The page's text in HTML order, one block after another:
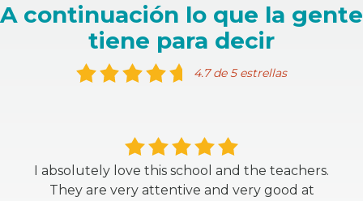
A continuación lo que la gente
tiene para decir
4.7 de 5 estrellas
I absolutely love this school and the teachers.
They are very attentive and very good at